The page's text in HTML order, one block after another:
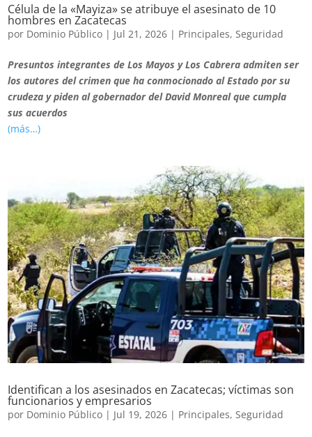
Célula de la «Mayiza» se atribuye el asesinato de 10
hombres en Zacatecas
por Dominio Público | Jul 21, 2026 | Principales, Seguridad
Presuntos integrantes de Los Mayos y Los Cabrera admiten ser
los autores del crimen que ha conmocionado al Estado por su
crudeza y piden al gobernador del David Monreal que cumpla
sus acuerdos
(más…)
Identifican a los asesinados en Zacatecas; víctimas son
funcionarios y empresarios
por Dominio Público | Jul 19, 2026 | Principales,Seguridad